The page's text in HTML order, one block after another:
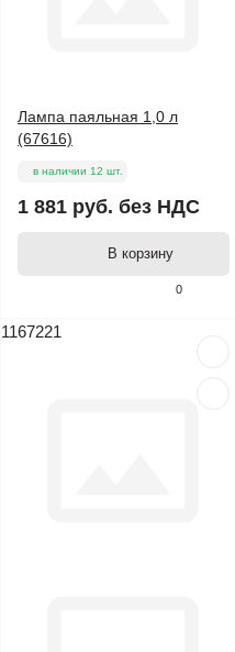
0
Лампа паяльная 1,0 л
(67616)
в наличии 12 шт.
1 881 руб. без НДС
В корзину
1167221